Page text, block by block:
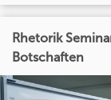
Rhetorik
Botschaften